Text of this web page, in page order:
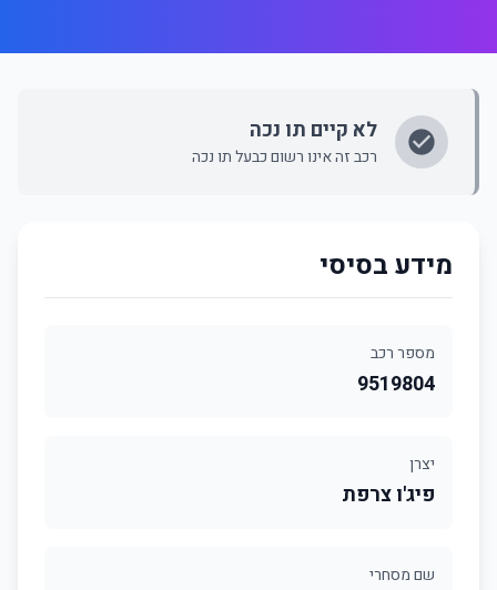
לא קיים תו נכה
רכב זה אינו רשום כבעל תו נכה
מידע בסיסי
מספר רכב
9519804
יצרן
פיג'ו צרפת
שם מסחרי